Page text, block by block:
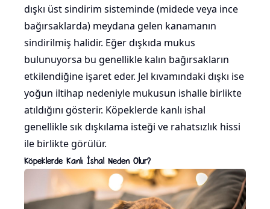
dışkı üst sindirim sisteminde (midede veya ince
bağırsaklarda) meydana gelen kanamanın
sindirilmiş halidir. Eğer dışkıda mukus
bulunuyorsa bu genellikle kalın bağırsakların
etkilendiğine işaret eder. Jel kıvamındaki dışkı ise
yoğun iltihap nedeniyle mukusun ishalle birlikte
atıldığını gösterir. Köpeklerde kanlı ishal
genellikle sık dışkılama isteği ve rahatsızlık hissi
ile birlikte görülür.
Köpeklerde Kanlı İshal Neden Olur?